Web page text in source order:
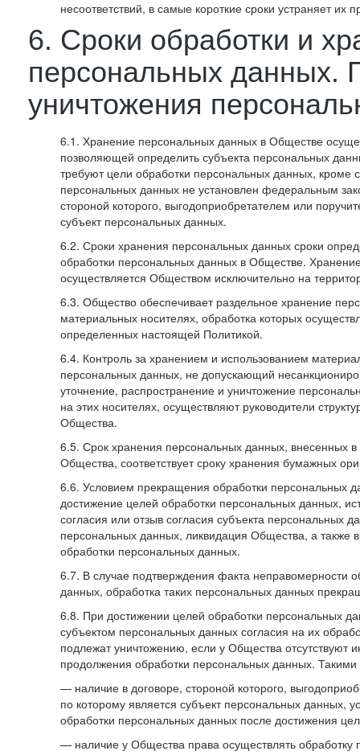
несоответствий, в самые короткие сроки устраняет их
6. Сроки обработки и
персональных данных.
уничтожения
6.1. Хранение персональных данных в Обществе
позволяющей определить субъекта персональных
требуют цели обработки персональных данных, кроме
персональных данных не установлен федеральным
стороной которого, выгодоприобретателем или
субъект персональных данных.
6.2. Сроки хранения персональных данных сроки
обработки персональных данных в Обществе.
осуществляется Обществом исключительно на
6.3. Общество обеспечивает раздельное хранение
материальных носителях, обработка которых
определенных настоящей Политикой.
6.4. Контроль за хранением и использованием
персональных данных, не допускающий
уточнение, распространение и уничтожение
на этих носителях, осуществляют руководители
Общества.
6.5. Срок хранения персональных данных, внесенных
Общества, соответствует сроку хранения бумажных
6.6. Условием прекращения обработки персональных
достижение целей обработки персональных данных,
согласия или отзыв согласия субъекта персональных
персональных данных, ликвидация Общества, а также
обработки персональных данных.
6.7. В случае подтверждения факта неправомерности
данных, обработка таких персональных данных
6.8. При достижении целей обработки персональных
субъектом персональных данных согласия на их
подлежат уничтожению, если у Общества отсутствуют
продолжения обработки персональных данных.
— наличие в договоре, стороной которого,
по которому является субъект персональных данных,
обработки персональных данных после достижения
— наличие у Общества права осуществлять обработку